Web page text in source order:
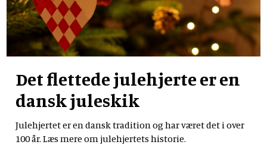
Det flettede julehjerte er en
dansk juleskik
Julehjertet er en dansk tradition og har været det i over
100 år. Læs mere om julehjertets historie.